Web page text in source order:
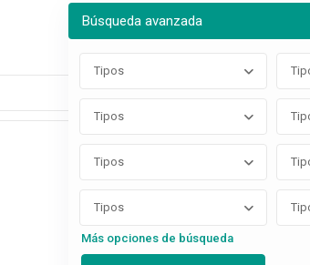
Búsqueda avanzada
Tipos
Tipos
Tipos
Tipos
Más opciones de búsqueda